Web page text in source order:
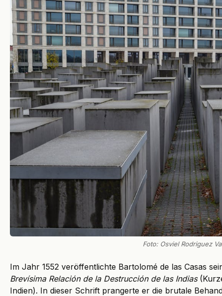
Foto: Osviel Rodriguez
Im Jahr 1552 veröffentlichte Bartolomé de las Casas
Brevísima Relación de la Destrucción de las Indias
Indien). In dieser Schrift prangerte er die brutale